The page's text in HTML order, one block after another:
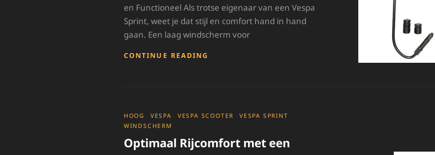
en Functioneel Als trotse eigenaar van een Vespa
Sprint, weet je dat stijl en comfort hand in hand
gaan. Een laag windscherm voor
CONTINUE READING
LAAG
CATEGORIES
HOOG VESPA VESPA SCOOTER
VESPA SPRINT
WINDSCHERM
Optimaal Rijcomfort met een